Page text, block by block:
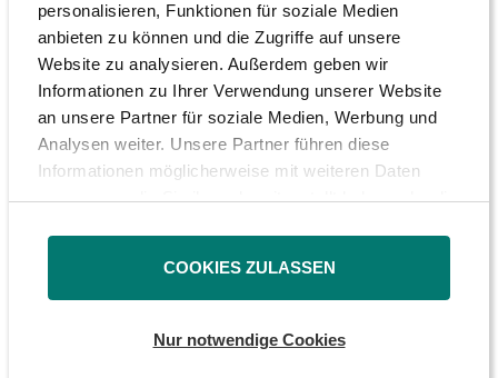
personalisieren, Funktionen für soziale Medien
anbieten zu können und die Zugriffe auf unsere
Website zu analysieren. Außerdem geben wir
Informationen zu Ihrer Verwendung unserer Website
an unsere Partner für soziale Medien, Werbung und
Analysen weiter. Unsere Partner führen diese
Informationen möglicherweise mit weiteren Daten
zusammen, die Sie ihnen bereitgestellt haben oder die
COOKIES ZULASSEN
Nur notwendige Cookies
Anlegerschutz
Formulare